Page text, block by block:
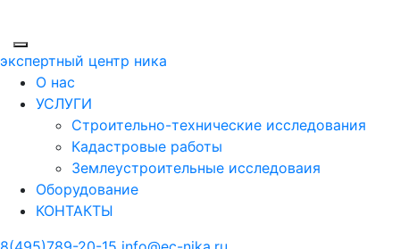
экспертный центр ника
О нас
УСЛУГИ
Строительно-технические исследования
Кадастровые работы
Землеустроительные исследоваия
Оборудование
КОНТАКТЫ